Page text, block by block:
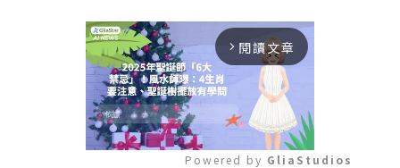
arrow_forward_ios 閱讀文章
Powered by GliaStudios